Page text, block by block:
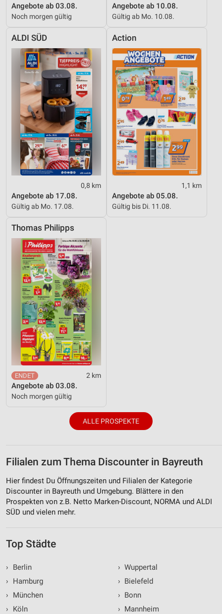
Angebote ab 03.08.
Noch morgen gültig
Angebote ab 10.08.
Gültig ab Mo. 10.08.
ALDI SÜD
0,8 km
Angebote ab 17.08.
Gültig ab Mo. 17.08.
Action
1,1 km
Angebote ab 05.08.
Gültig bis Di. 11.08.
Thomas Philipps
2 km
Angebote ab 03.08.
Noch morgen gültig
ALLE PROSPEKTE
Filialen zum Thema Discounter in Bayreuth
Hier findest Du Öffnungszeiten und Filialen der Kategorie
Discounter in Bayreuth und Umgebung. Blättere in den
Prospekten von z.B. Netto Marken-Discount, NORMA und ALDI
SÜD und vielen mehr.
Top Städte
›
Berlin
›
Hamburg
›
München
›
Köln
› Wuppertal
› Bielefeld
› Bonn
› Mannheim